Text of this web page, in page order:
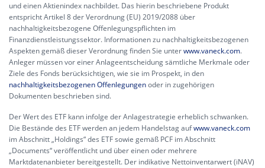
und einen Aktienindex nachbildet. Das hierin beschriebene Produkt
entspricht Artikel 8 der Verordnung (EU) 2019/2088 über
nachhaltigkeitsbezogene Offenlegungspflichten im
Finanzdienstleistungssektor. Informationen zu nachhaltigkeitsbezogenen
Aspekten gemäß dieser Verordnung finden Sie unterwww.vaneck.com.
Anleger müssen vor einer Anlageentscheidung sämtliche Merkmale oder
Ziele des Fonds berücksichtigen, wie sie im Prospekt, in den
nachhaltigkeitsbezogenen Offenlegungenoder in zugehörigen
Dokumenten beschrieben sind.
Der Wert des ETF kann infolge der Anlagestrategie erheblich schwanken.
Die Bestände des ETF werden an jedem Handelstag aufwww.vaneck.com
im Abschnitt „Holdings“ des ETF sowie gemäß PCF im Abschnitt
„Documents“ veröffentlicht und über einen oder mehrere
Marktdatenanbieter bereitgestellt. Der indikative Nettoinventarwert (iNAV)